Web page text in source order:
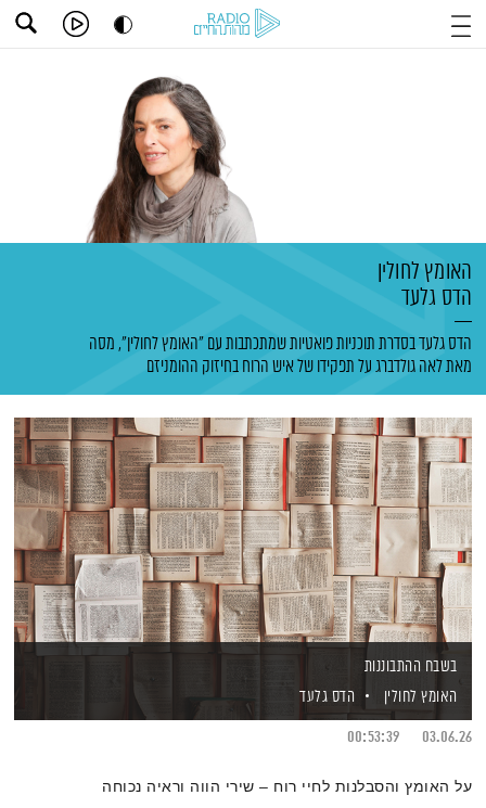
האומץ לחולין
הדס גלעד
הדס גלעד בסדרת תוכניות פואטיות שמתכתבות עם "האומץ לחולין", מסה
מאת לאה גולדברג על תפקידו של איש הרוח בחיזוק ההומניזם
בשבח ההתבוננות
האומץ לחולין
הדס גלעד
03.06.26
00:53:39
על האומץ והסבלנות לחיי רוח – שירי הווה וראיה נכוחה